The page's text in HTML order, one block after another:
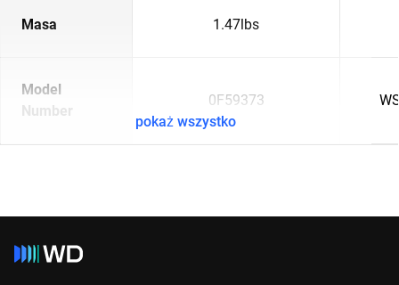
Masa 1.47lbs
Model
Number
0F59373
pokaż wszystko